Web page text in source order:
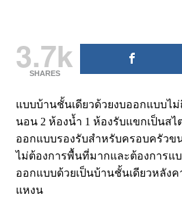
3.7k
SHARES
แบบบ้านชั้นเดียวด้วยงบออกแบบไ
นอน 2 ห้องน้ำ 1 ห้องรับแขกเป็นสไ
ออกแบบรองรับสำหรับครอบครัวข
ไม่ต้องการพื้นที่มากและต้องการ
ออกแบบด้วยเป็นบ้านชั้นเดียวหลัง
แหงน